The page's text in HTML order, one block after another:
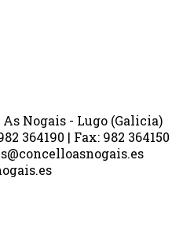
Nogais - Lugo (Galicia)
364190 | Fax: 982 364150